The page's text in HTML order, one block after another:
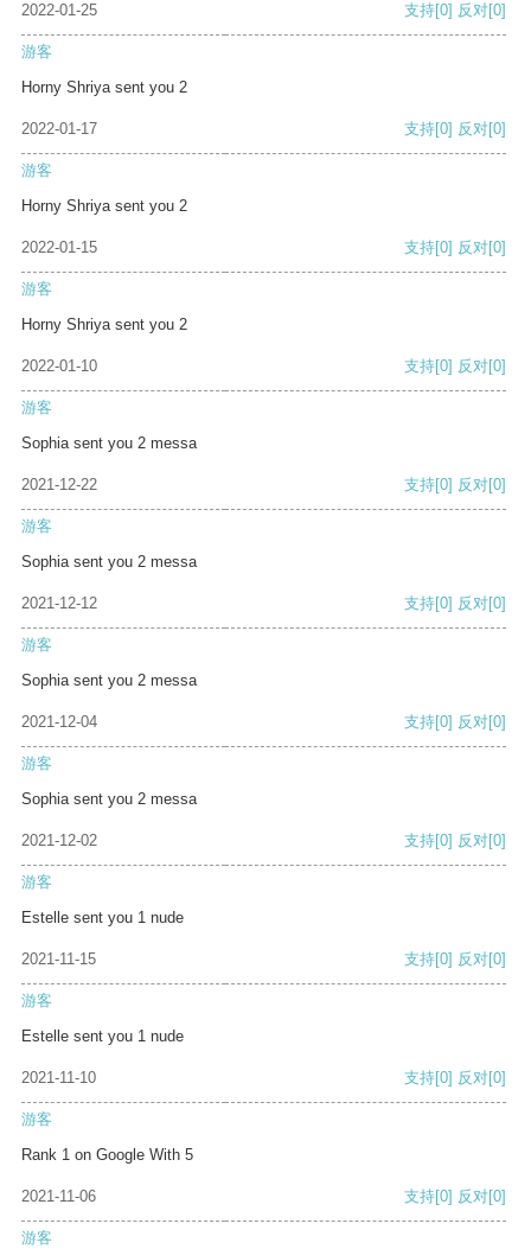
2022-01-25 支持[0] 反对[0]
游客
Horny Shriya sent you 2
2022-01-17 支持[0] 反对[0]
游客
Horny Shriya sent you 2
2022-01-15 支持[0] 反对[0]
游客
Horny Shriya sent you 2
2022-01-10 支持[0] 反对[0]
游客
Sophia sent you 2 messa
2021-12-22 支持[0] 反对[0]
游客
Sophia sent you 2 messa
2021-12-12 支持[0] 反对[0]
游客
Sophia sent you 2 messa
2021-12-04 支持[0] 反对[0]
游客
Sophia sent you 2 messa
2021-12-02 支持[0] 反对[0]
游客
Estelle sent you 1 nude
2021-11-15 支持[0] 反对[0]
游客
Estelle sent you 1 nude
2021-11-10 支持[0] 反对[0]
游客
Rank 1 on Google With 5
2021-11-06 支持[0] 反对[0]
游客